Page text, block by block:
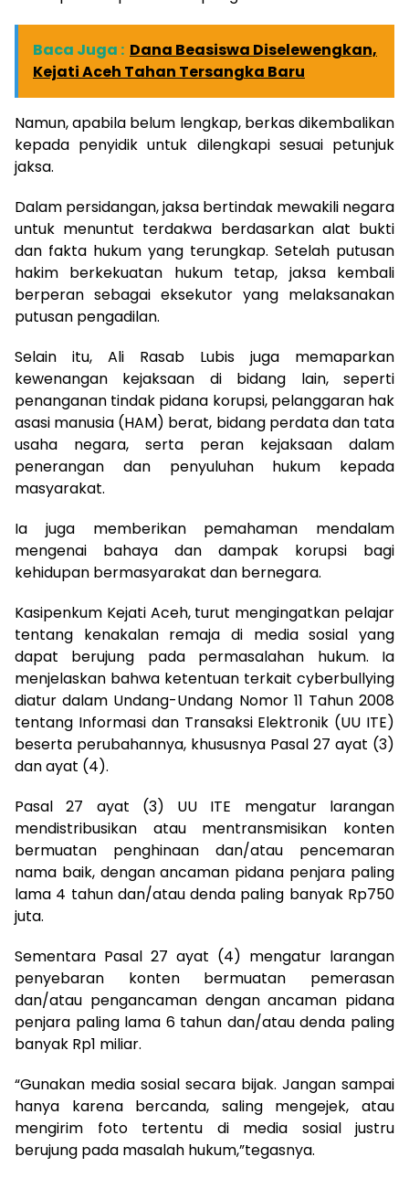
Baca Juga : Dana Beasiswa Diselewengkan,
Kejati Aceh Tahan Tersangka Baru
Namun, apabila belum lengkap, berkas dikembalikan
kepada penyidik untuk dilengkapi sesuai petunjuk
jaksa.
Dalam persidangan, jaksa bertindak mewakili negara
untuk menuntut terdakwa berdasarkan alat bukti
dan fakta hukum yang terungkap. Setelah putusan
hakim berkekuatan hukum tetap, jaksa kembali
berperan sebagai eksekutor yang melaksanakan
putusan pengadilan.
Selain itu, Ali Rasab Lubis juga memaparkan
kewenangan kejaksaan di bidang lain, seperti
penanganan tindak pidana korupsi, pelanggaran hak
asasi manusia (HAM) berat, bidang perdata dan tata
usaha negara, serta peran kejaksaan dalam
penerangan dan penyuluhan hukum kepada
masyarakat.
Ia juga memberikan pemahaman mendalam
mengenai bahaya dan dampak korupsi bagi
kehidupan bermasyarakat dan bernegara.
Kasipenkum Kejati Aceh, turut mengingatkan pelajar
tentang kenakalan remaja di media sosial yang
dapat berujung pada permasalahan hukum. Ia
menjelaskan bahwa ketentuan terkait cyberbullying
diatur dalam Undang-Undang Nomor 11 Tahun 2008
tentang Informasi dan Transaksi Elektronik (UU ITE)
beserta perubahannya, khususnya Pasal 27 ayat (3)
dan ayat (4).
Pasal 27 ayat (3) UU ITE mengatur larangan
mendistribusikan atau mentransmisikan konten
bermuatan penghinaan dan/atau pencemaran
nama baik, dengan ancaman pidana penjara paling
lama 4 tahun dan/atau denda paling banyak Rp750
juta.
Sementara Pasal 27 ayat (4) mengatur larangan
penyebaran konten bermuatan pemerasan
dan/atau pengancaman dengan ancaman pidana
penjara paling lama 6 tahun dan/atau denda paling
banyak Rp1 miliar.
“Gunakan media sosial secara bijak. Jangan sampai
hanya karena bercanda, saling mengejek, atau
mengirim foto tertentu di media sosial justru
berujung pada masalah hukum,”tegasnya.